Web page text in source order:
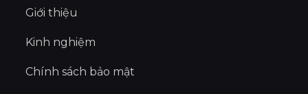
Giới thiệu
Kinh nghiệm
Chính sách bảo mật